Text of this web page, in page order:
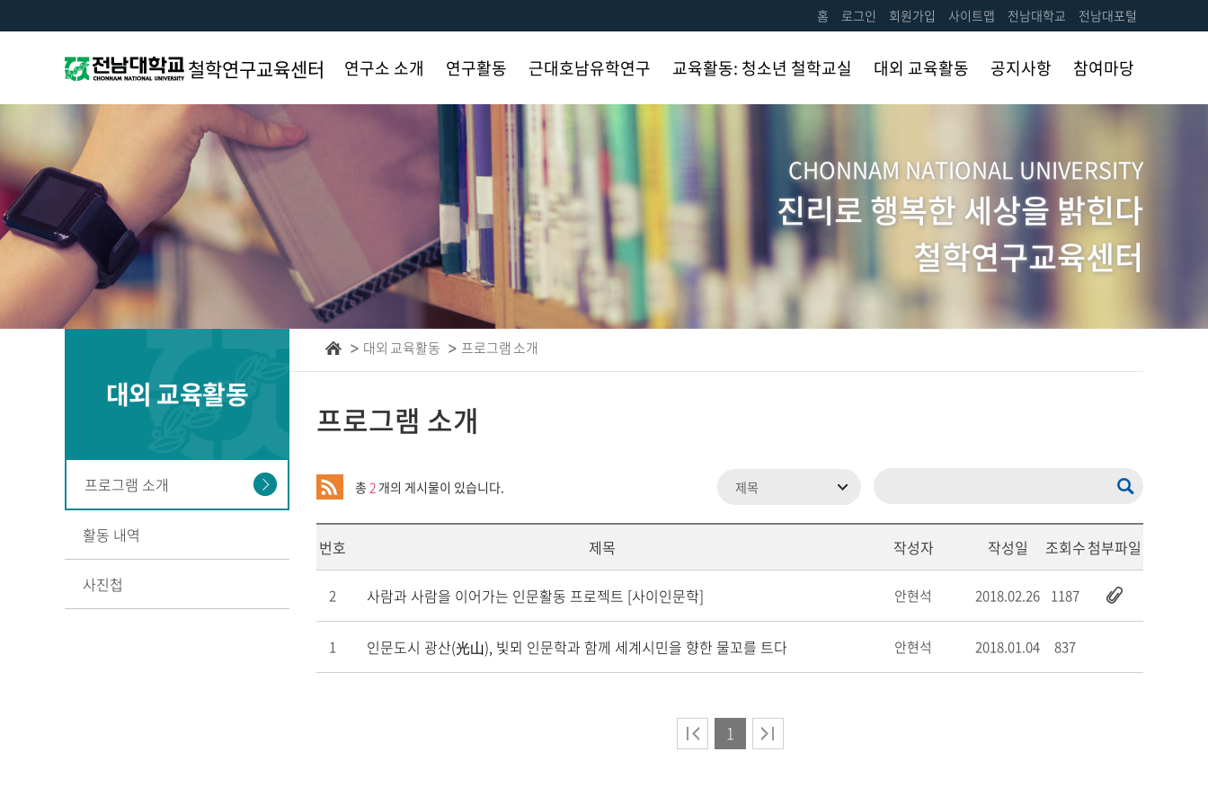
홈 로그인 회원가입 사이트맵 전남대학교 전남대포털
철학연구교육센터 연구소 소개
연구소 연혁
조직 및업무
연구소 수행현황
연구활동
단행물 발간
국내 학술대회
국제 학술대회
기타 학술대회
사진첩
근대호남유학연구
사업단 소개
연구 필요성 및
연구목적
연구인력
실행계획
행사자료
자료실
교육활동: 청소년 철학교실
프로그램 소개
사진첩
대외 교육활동
소개
활동 내역
사진첩
공지사항 참여마당
토론대회 신청
CHONNAM NATIONAL UNIVERSITY
진리로 행복한 세상을 밝힌다
철학연구교육센터
대외 교육활동
프로그램 소개
활동 내역
사진첩
대외 교육활동 프로그램 소개
프로그램 소개
총 2 개의 게시물이 있습니다.
번호 제목 작성자 작성일 조회수첨부파일
2 사람과 사람을 이어가는 인문활동 프로젝트 [사이인문학] 안현석 2018.02.26 1187
1 인문도시 광산(光山), 빛뫼 인문학과 함께 세계시민을 향한 물꼬를 트다 안현석 2018.01.04 837
1